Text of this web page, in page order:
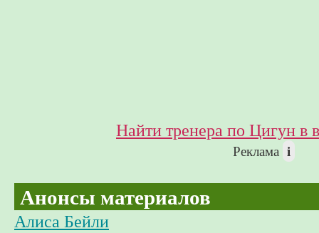
Найти тренера по Цигун в
Реклама i
Анонсы материалов
Алиса Бейли